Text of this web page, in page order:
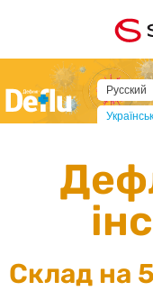
Русский
Склад на